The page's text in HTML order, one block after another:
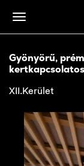
Gyönyörű,
XII.Kerület